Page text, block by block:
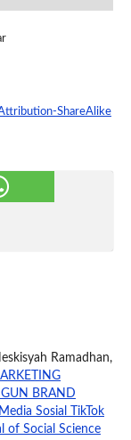
ShareAlike
Ramadhan,
BRAND
Sosial TikTok
of Social Science